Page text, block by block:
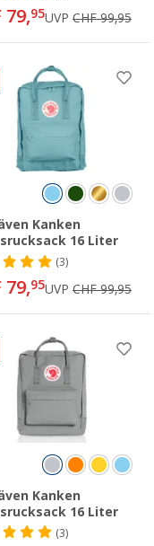
79,95UVP CHF 99,95
Kanken
16 Liter
(3)
79,95UVP CHF 99,95
Kanken
16 Liter
(3)